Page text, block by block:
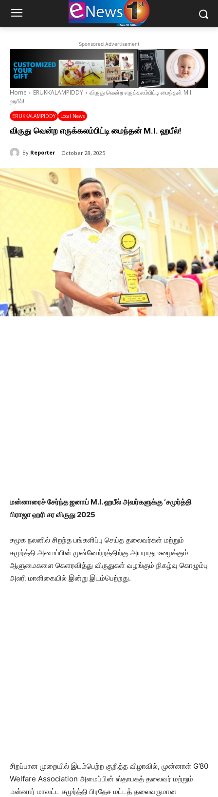
Sponsored Advertisement
Home ERUKKALAMPIDDY
விருது வென்ற எருக்கலம்பிட்டி மைந்தன் M.I.
ஹபீல்!
ERUKKALAMPIDDY Local News
விருது வென்ற எருக்கலம்பிட்டி மைந்தன் M.I. ஹபீல்!
By Reporter October 28, 2025
மன்னாரைச் சேர்ந்த ஜனாப் M.I. ஹபீல் அவர்களுக்கு ‘சமுர்த்தி
பிராஜா ஹரி சர விருது 2025
சமூக நலனில் சிறந்த பங்களிப்பு செய்த தலைவர்கள் மற்றும்
சமுர்த்தி அமைப்பின் முன்னேற்றத்திற்கு அயராது உழைக்கும்
ஆளுமைகளை கெளரவித்து விருதுகள் வழங்கும் நிகழ்வு கொழும்பு
அலரி மாளிகையில் இன்று இடம்பெற்றது.
சிறப்பான முறையில் இடம்பெற்ற குறித்த விழாவில், முன்னாள் G’80
Welfare Association அமைப்பின் ஸ்தாபகத் தலைவர் மற்றும்
மன்னார் மாவட்ட சமுர்த்தி பிரதேச மட்டத் தலைவருமான